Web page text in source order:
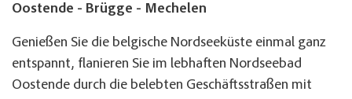
Oostende - Brügge - Mechelen
Genießen Sie die belgische Nordseeküste einmal ganz
entspannt, flanieren Sie im lebhaften Nordseebad
Oostende durch die belebten Geschäftsstraßen mit